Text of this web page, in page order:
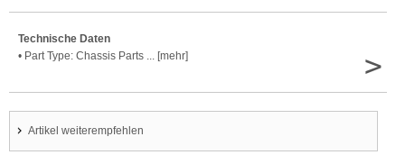
Technische Daten
• Part Type: Chassis Parts ... [mehr]
>
Artikel weiterempfehlen